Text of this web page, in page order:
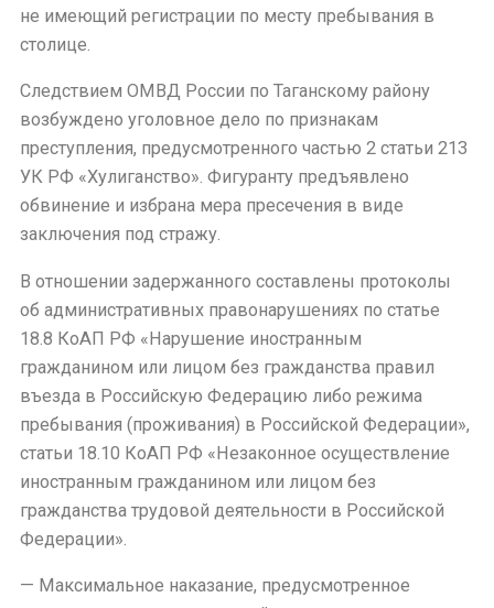
не имеющий регистрации по месту пребывания в
столице.
Следствием ОМВД России по Таганскому району
возбуждено уголовное дело по признакам
преступления, предусмотренного частью 2 статьи 213
УК РФ «Хулиганство». Фигуранту предъявлено
обвинение и избрана мера пресечения в виде
заключения под стражу.
В отношении задержанного составлены протоколы
об административных правонарушениях по статье
18.8 КоАП РФ «Нарушение иностранным
гражданином или лицом без гражданства правил
въезда в Российскую Федерацию либо режима
пребывания (проживания) в Российской Федерации»,
статьи 18.10 КоАП РФ «Незаконное осуществление
иностранным гражданином или лицом без
гражданства трудовой деятельности в Российской
Федерации».
— Максимальное наказание, предусмотренное